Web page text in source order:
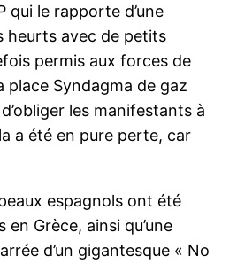
qui le rapporte d’une
heurts avec de petits
permis aux forces de
place Syndagma de gaz
les manifestants à
a été en pure perte, car
espagnols ont été
Grèce, ainsi qu’une
d’un gigantesque « No